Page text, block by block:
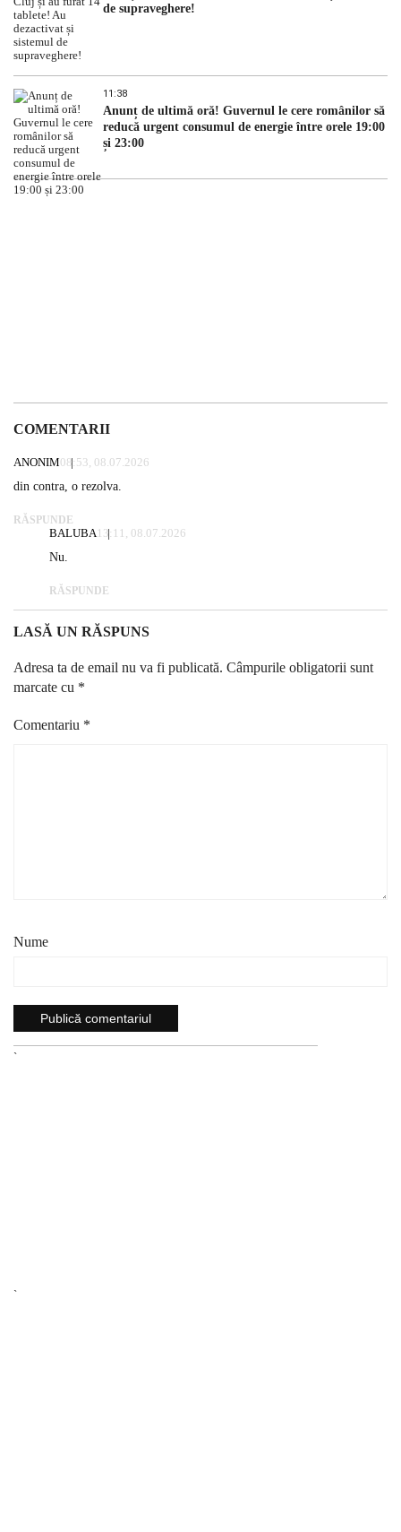
de supraveghere!
11:38
Anunț de ultimă oră! Guvernul le cere românilor să
reducă urgent consumul de energie între orele 19:00
și 23:00
COMENTARII
ANONIM08:53, 08.07.2026
din contra, o rezolva.
RĂSPUNDE
BALUBA 13:11, 08.07.2026
Nu.
RĂSPUNDE
LASĂ UN RĂSPUNS
Adresa ta de email nu va fi publicată. Câmpurile obligatorii sunt
marcate cu *
Comentariu *
Nume
`
`